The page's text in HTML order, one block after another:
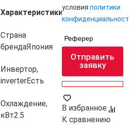
условия политики
Реферер
Отправить
заявку
В избранное
К сравнению
Характеристики
Страна
брендаЯпония
Инвертор,
inverterЕсть
Охлаждение,
кВт2.5